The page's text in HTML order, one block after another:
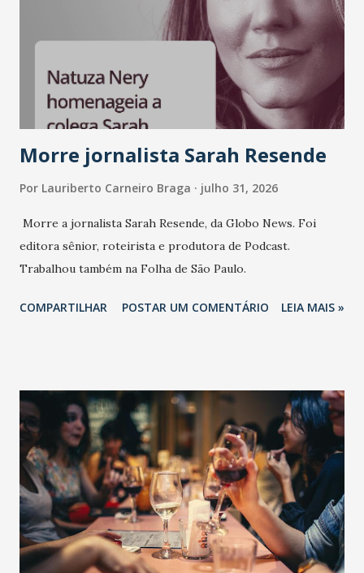
mundo fala muito e poucos entregam de verdade. O NM2B
sempre existiu para dar palco a quem constrói com
consistência, e nesta edição isso fica ainda mais claro.
Vamos reforçar que ser genuíno sustenta a confiança entre
marcas, pessoas e mercado", afirma Tamires So...
Morre jornalista Sarah Resende
Por Lauriberto Carneiro Braga julho 31, 2026
Morre a jornalista Sarah Resende, da Globo News. Foi
editora sênior, roteirista e produtora de Podcast.
Trabalhou também na Folha de São Paulo.
COMPARTILHAR POSTAR UM COMENTÁRIO LEIA MAIS »